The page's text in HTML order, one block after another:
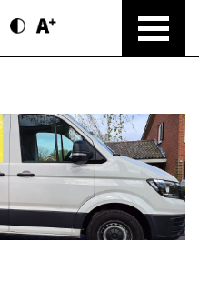
Contrast modus
Text vergroten